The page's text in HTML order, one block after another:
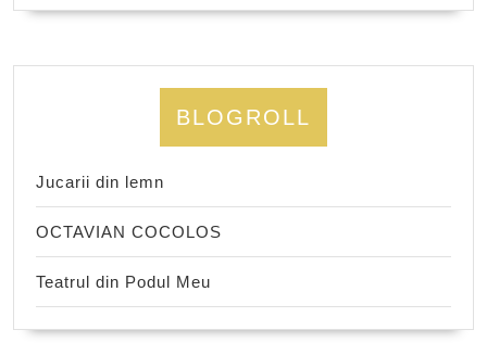
BLOGROLL
Jucarii din lemn
OCTAVIAN COCOLOS
Teatrul din Podul Meu